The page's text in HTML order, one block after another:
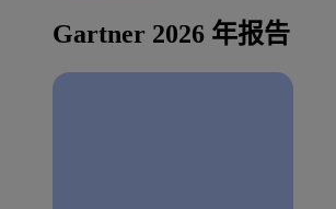
Gartner 2026 年报告